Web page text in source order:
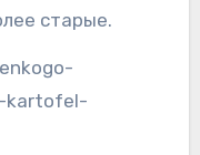
старые.